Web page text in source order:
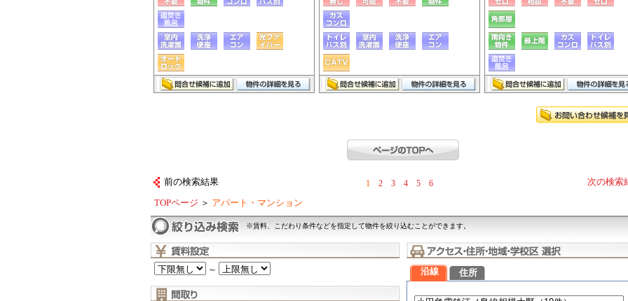
前の検索結果 1 2 3 4 5 6 次の検索
TOPページ ＞ アパート・マンション
※賃料、こだわり条件などを指定して物件を絞り込むことができます。
～ 沿線 住所